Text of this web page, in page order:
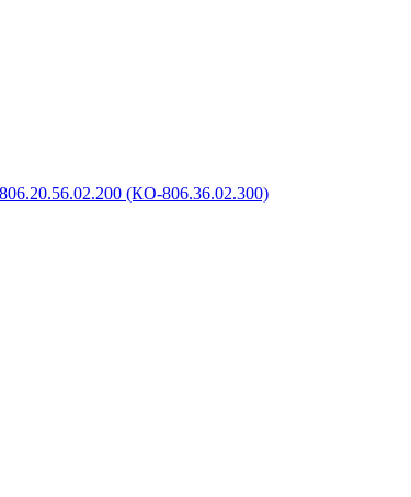
(КО-806.36.02.300)